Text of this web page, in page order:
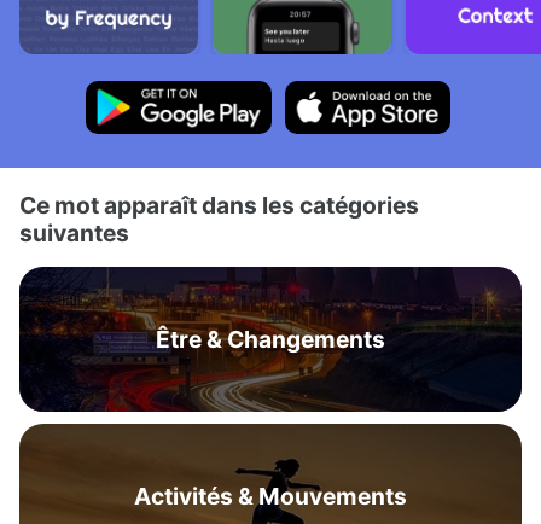
Ce mot apparaît dans les catégories
suivantes
Être & Changements
Activités & Mouvements